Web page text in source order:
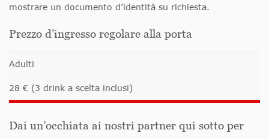
mostrare un documento d’identità su richiesta.
Prezzo d’ingresso regolare alla porta
Adulti
28 € (3 drink a scelta inclusi)
Dai un’occhiata ai nostri partner qui sotto per